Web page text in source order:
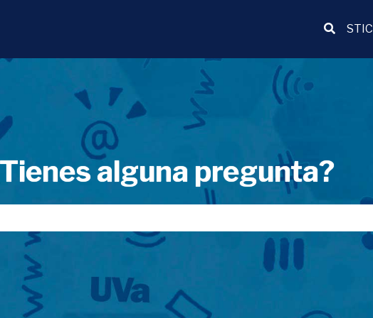
Buscador
STIC
alguna pregunta?